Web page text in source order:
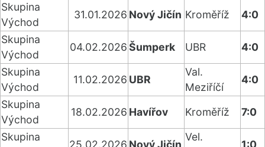
Skupina
Východ
31.01.2026 Nový Jičín Kroměříž
4:0
Skupina
Východ
04.02.2026Šumperk UBR
4:0
Skupina
Východ
11.02.2026 UBR
Val.
Meziříčí
4:0
Skupina
Východ
18.02.2026 Havířov Kroměříž
7:0
Skupina
25.02.2026 Nový Jičín
Vel.
1:0